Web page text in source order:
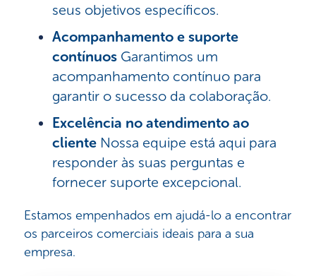
seus objetivos específicos.
Acompanhamento e suporte
contínuosGarantimos um
acompanhamento contínuo para
garantir o sucesso da colaboração.
Excelência no atendimento ao
cliente Nossa equipe está aqui para
responder às suas perguntas e
fornecer suporte excepcional.
Estamos empenhados em ajudá-lo a encontrar
os parceiros comerciais ideais para a sua
empresa.